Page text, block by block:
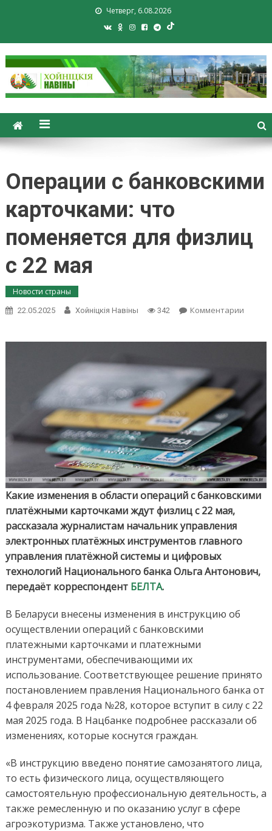
Четверг, 6.08.2026
Хойники. Хойнiцкiя навiны.
Новости Хойник. Районная
Операции с банковскими
карточками: что
поменяется для физлиц
с 22 мая
Новости страны
22.05.2025 Хойнiцкiя Навiны 342 Комментарииon
для
физлиц
с
Какие изменения в области операций с банковскими
платёжными карточками ждут физлиц с 22 мая,
рассказала журналистам начальник управления
электронных платёжных инструментов главного
управления платёжной системы и цифровых
технологий Национального банка Ольга Антонович,
передаёт корреспондент БЕЛТА.
В Беларуси внесены изменения в инструкцию об
осуществлении операций с банковскими
платежными карточками и платежными
инструментами, обеспечивающими их
использование. Соответствующее решение принято
постановлением правления Национального банка от
4 февраля 2025 года №28, которое вступит в силу с 22
мая 2025 года. В Нацбанке подробнее рассказали об
изменениях, которые коснутся граждан.
«В инструкцию введено понятие самозанятого лица,
то есть физического лица, осуществляющего
самостоятельную профессиональную деятельность, а
также ремесленную и по оказанию услуг в сфере
агроэкотуризма. Также установлено, что